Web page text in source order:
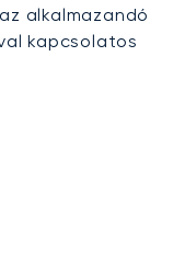
alkalmazandó
kapcsolatos